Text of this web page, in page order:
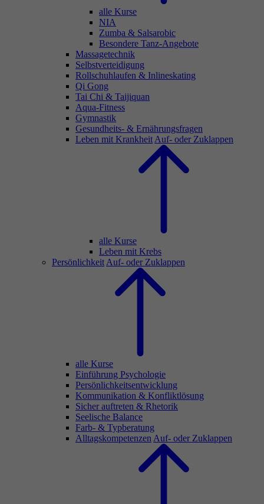
alle Kurse
NIA
Zumba & Salsarobic
Besondere Tanz-Angebote
Massagetechnik
Selbstverteidigung
Rollschuhlaufen & Inlineskating
Qi Gong
Tai Chi & Taijiquan
Aqua-Fitness
Gymnastik
Gesundheits- & Ernährungsfragen
Leben mit Krankheit Auf- oder Zuklappen
alle Kurse
Leben mit Krebs
Persönlichkeit Auf- oder Zuklappen
alle Kurse
Einführung Psychologie
Persönlichkeitsentwicklung
Kommunikation & Konfliktlösung
Sicher auftreten & Rhetorik
Seelische Balance
Farb- & Typberatung
Alltagskompetenzen Auf- oder Zuklappen